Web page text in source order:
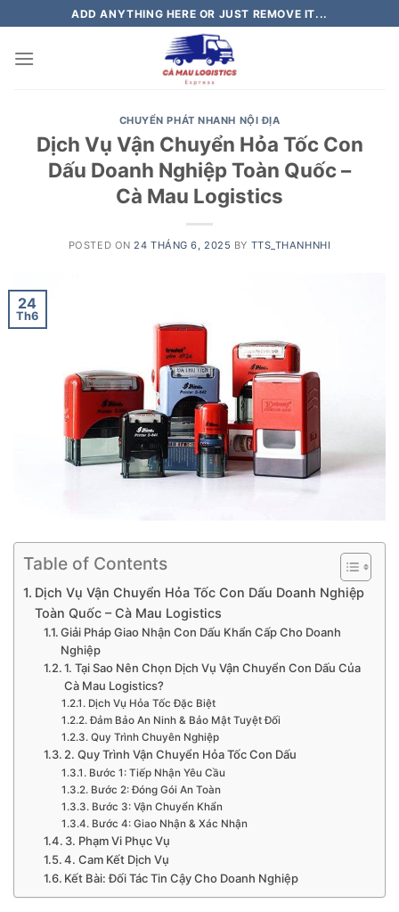
to
content
ADD ANYTHING HERE OR JUST REMOVE IT...
CHUYỂN PHÁT NHANH NỘI ĐỊA
Dịch Vụ Vận Chuyển Hỏa Tốc Con
Dấu Doanh Nghiệp Toàn Quốc –
Cà Mau Logistics
POSTED ON 24 THÁNG 6, 2025 BY TTS_THANHNHI
24
Th6
Table of Contents
Dịch Vụ Vận Chuyển Hỏa Tốc Con Dấu Doanh Nghiệp
Toàn Quốc – Cà Mau Logistics
Giải Pháp Giao Nhận Con Dấu Khẩn Cấp Cho Doanh
Nghiệp
1. Tại Sao Nên Chọn Dịch Vụ Vận Chuyển Con Dấu Của
Cà Mau Logistics?
Dịch Vụ Hỏa Tốc Đặc Biệt
Đảm Bảo An Ninh & Bảo Mật Tuyệt Đối
Quy Trình Chuyên Nghiệp
2. Quy Trình Vận Chuyển Hỏa Tốc Con Dấu
Bước 1: Tiếp Nhận Yêu Cầu
Bước 2: Đóng Gói An Toàn
Bước 3: Vận Chuyển Khẩn
Bước 4: Giao Nhận & Xác Nhận
3. Phạm Vi Phục Vụ
4. Cam Kết Dịch Vụ
Kết Bài: Đối Tác Tin Cậy Cho Doanh Nghiệp